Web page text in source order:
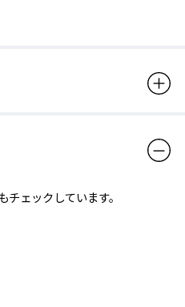
の原因となる蒸気の吸収力が従
より長い時間クリアな視界を持
ェックしています。